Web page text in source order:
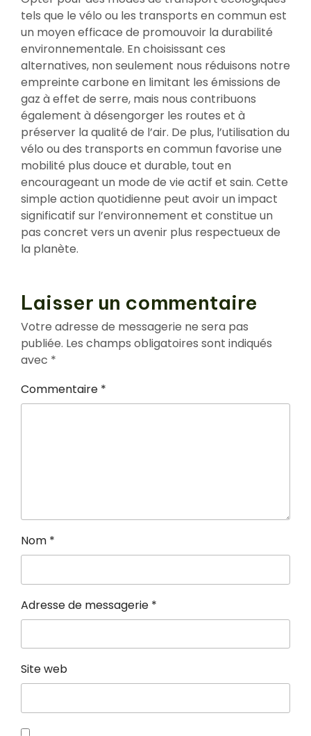
tels que le vélo ou les transports en commun est
un moyen efficace de promouvoir la durabilité
environnementale. En choisissant ces
alternatives, non seulement nous réduisons notre
empreinte carbone en limitant les émissions de
gaz à effet de serre, mais nous contribuons
également à désengorger les routes et à
préserver la qualité de l’air. De plus, l’utilisation du
vélo ou des transports en commun favorise une
mobilité plus douce et durable, tout en
encourageant un mode de vie actif et sain. Cette
simple action quotidienne peut avoir un impact
significatif sur l’environnement et constitue un
pas concret vers un avenir plus respectueux de
la planète.
Laisser un commentaire
Votre adresse de messagerie ne sera pas
publiée. Les champs obligatoires sont indiqués
avec *
Commentaire *
Nom *
Adresse de messagerie *
Site web